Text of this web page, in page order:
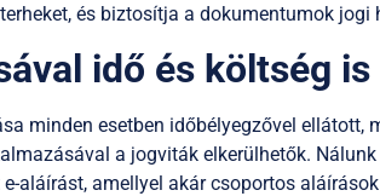
és biztosítja a dokumentumok jogi
idő és költség
minden esetben időbélyegzővel ellátott,
a jogviták elkerülhetők.
aláírást, amellyel akár csoportos